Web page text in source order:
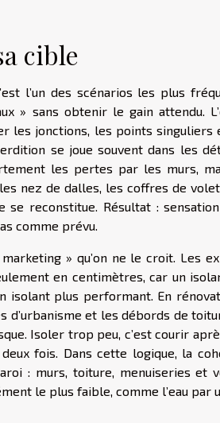
cible
l’un des scénarios les plus
» sans obtenir le gain attendu.
les jonctions, les points singuliers
se joue souvent dans les
les pertes par les murs,
nez de dalles, les coffres de
reconstitue. Résultat :
comme prévu.
» qu’on ne le croit. Les
en centimètres, car un
isolant plus performant. En
d’urbanisme et les débords de
Isoler trop peu, c’est courir
fois. Dans cette logique, la
: murs, toiture, menuiseries et
le plus faible, comme l’eau par